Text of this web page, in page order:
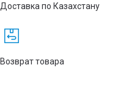
Доставка по Казахстану
Возврат товара